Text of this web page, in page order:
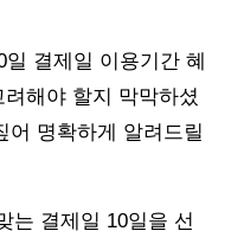
결제일 이용기간 혜
해야 할지 막막하셨
어 명확하게 알려드릴
는 결제일 10일을 선